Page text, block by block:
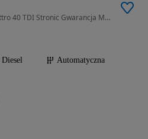
1968 cm3 • 204 KM • Sline Quattro 40 TDI Stronic Gwarancja Matrix HD HeadUp Virtual Kamera
Diesel
Automatyczna